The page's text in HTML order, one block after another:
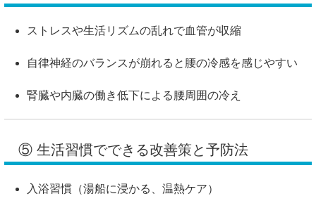
ストレスや生活リズムの乱れで血管が収縮
自律神経のバランスが崩れると腰の冷感を感じやすい
腎臓や内臓の働き低下による腰周囲の冷え
⑤ 生活習慣でできる改善策と予防法
入浴習慣（湯船に浸かる、温熱ケア）